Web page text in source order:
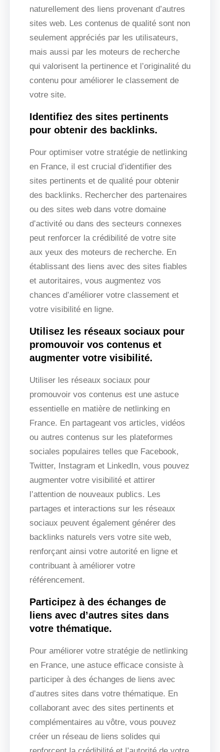
naturellement des liens provenant d’autres
sites web. Les contenus de qualité sont non
seulement appréciés par les utilisateurs,
mais aussi par les moteurs de recherche
qui valorisent la pertinence et l’originalité du
contenu pour améliorer le classement de
votre site.
Identifiez des sites pertinents
pour obtenir des backlinks.
Pour optimiser votre stratégie de netlinking
en France, il est crucial d’identifier des
sites pertinents et de qualité pour obtenir
des backlinks. Rechercher des partenaires
ou des sites web dans votre domaine
d’activité ou dans des secteurs connexes
peut renforcer la crédibilité de votre site
aux yeux des moteurs de recherche. En
établissant des liens avec des sites fiables
et autoritaires, vous augmentez vos
chances d’améliorer votre classement et
votre visibilité en ligne.
Utilisez les réseaux sociaux pour
promouvoir vos contenus et
augmenter votre visibilité.
Utiliser les réseaux sociaux pour
promouvoir vos contenus est une astuce
essentielle en matière de netlinking en
France. En partageant vos articles, vidéos
ou autres contenus sur les plateformes
sociales populaires telles que Facebook,
Twitter, Instagram et LinkedIn, vous pouvez
augmenter votre visibilité et attirer
l’attention de nouveaux publics. Les
partages et interactions sur les réseaux
sociaux peuvent également générer des
backlinks naturels vers votre site web,
renforçant ainsi votre autorité en ligne et
contribuant à améliorer votre
référencement.
Participez à des échanges de
liens avec d’autres sites dans
votre thématique.
Pour améliorer votre stratégie de netlinking
en France, une astuce efficace consiste à
participer à des échanges de liens avec
d’autres sites dans votre thématique. En
collaborant avec des sites pertinents et
complémentaires au vôtre, vous pouvez
créer un réseau de liens solides qui